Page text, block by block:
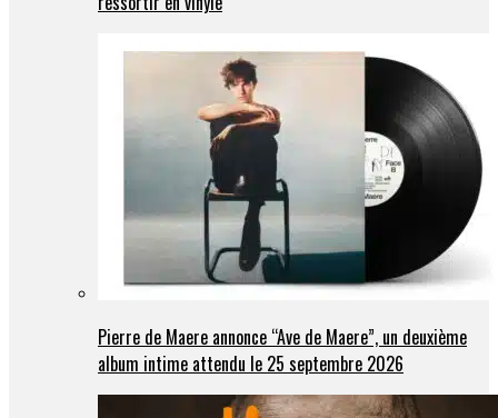
Pierre de Maere annonce “Ave de Maere”, un deuxième
album intime attendu le 25 septembre 2026